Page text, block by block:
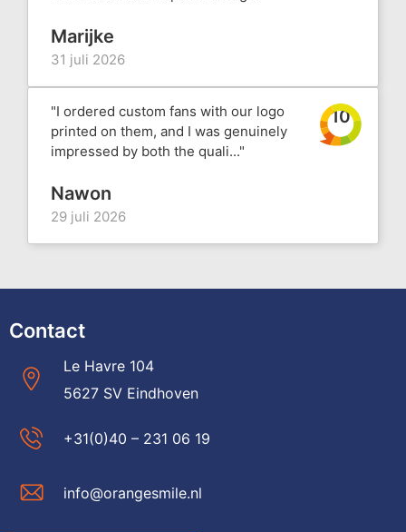
Marijke
31 juli 2026
"I ordered custom fans with our logo
printed on them, and I was genuinely
impressed by both the quali..."
10
Nawon
29 juli 2026
Contact
Le Havre 104
5627 SV Eindhoven
+31(0)40 – 231 06 19
info@orangesmile.nl